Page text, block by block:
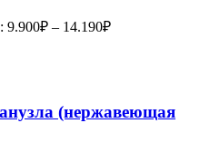
9.900₽ – 14.190₽
(нержавеющая